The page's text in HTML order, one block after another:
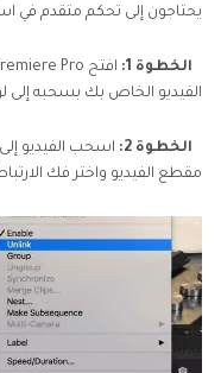
يحتاجون إلى تحكم متقدم في
الخطوة 1:
الفيديو الخاص بك بسحبه إلى
الخطوة 2:
اسحب الفيديو
مقطع الفيديو واختر فك